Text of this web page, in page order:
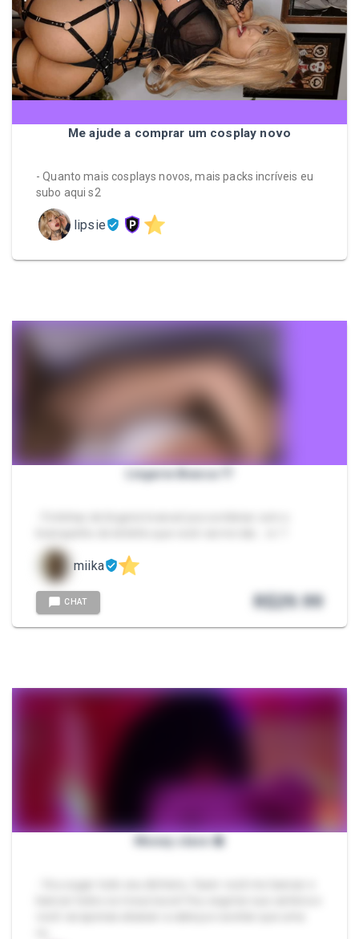
Me ajude a comprar um cosplay novo
- Quanto mais cosplays novos, mais packs incríveis eu
subo aqui s2
lipsie
Lingerie Branca 🤍
miika
CHAT R$29.99
Money slave 💲